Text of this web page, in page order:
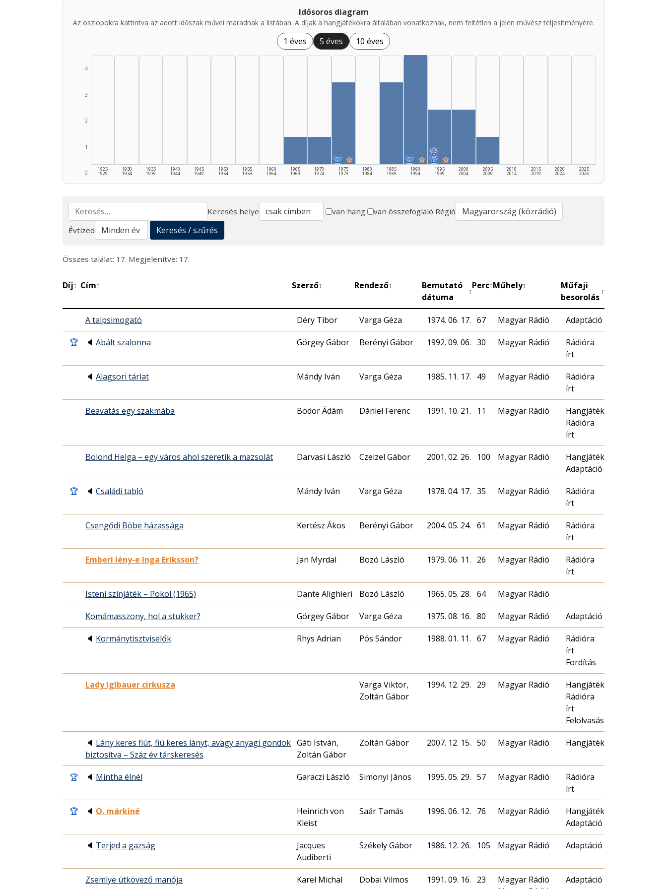
Idősoros diagram
Az oszlopokra kattintva az adott időszak művei maradnak a listában. A díjak a hangjátékokra általában vonatkoznak, nem feltétlen a jelen művész teljesítményére.
1 éves 5 éves 10 éves
0
1
2
3
4
1925
1929
1930
1934
1935
1939
1940
1944
1945
1949
1950
1954
1955
1959
1960
1964
1965
1969
1970
1974
🏆 ★
1975
1979
1980
1984
1985
1989
🏆 ★
1990
1994
🏆
🏆
★
1995
1999
2000
2004
2005
2009
2010
2014
2015
2019
2020
2024
2025
2026
Keresés
Keresés helye van hang van összefoglaló Régió
Évtized
Keresés / szűrés
Összes találat: 17. Megjelenítve: 17.
Díj↕ Cím↕ Szerző↕ Rendező↕
Bemutató
dátuma
↕
Perc↕Műhely↕
Műfaji
besorolás
↕
A talpsimogató Déry Tibor Varga Géza 1974. 06. 17. 67 Magyar Rádió Adaptáció
🏆 🔈 Abált szalonna Görgey Gábor Berényi Gábor 1992. 09. 06. 30 Magyar Rádió
Rádióra
írt
🔈 Alagsori tárlat Mándy Iván Varga Géza 1985. 11. 17. 49 Magyar Rádió
Rádióra
írt
Beavatás egy szakmába Bodor Ádám Dániel Ferenc 1991. 10. 21. 11 Magyar Rádió
Hangjáték
Rádióra
írt
Bolond Helga – egy város ahol szeretik a mazsolát Darvasi László Czeizel Gábor 2001. 02. 26. 100 Magyar Rádió
Hangjáték
Adaptáció
🏆 🔈 Családi tabló Mándy Iván Varga Géza 1978. 04. 17. 35 Magyar Rádió
Rádióra
írt
Csengődi Böbe házassága Kertész Ákos Berényi Gábor 2004. 05. 24. 61 Magyar Rádió
Rádióra
írt
Emberi lény-e Inga Eriksson? Jan Myrdal Bozó László 1979. 06. 11. 26 Magyar Rádió
Rádióra
írt
Isteni színjáték – Pokol (1965) Dante Alighieri Bozó László 1965. 05. 28. 64 Magyar Rádió
Komámasszony, hol a stukker? Görgey Gábor Varga Géza 1975. 08. 16. 80 Magyar Rádió Adaptáció
🔈 Kormánytisztviselők Rhys Adrian Pós Sándor 1988. 01. 11. 67 Magyar Rádió
Rádióra
írt
Fordítás
Lady Iglbauer cirkusza
Varga Viktor,
Zoltán Gábor
1994. 12. 29. 29 Magyar Rádió
Hangjáték
Rádióra
írt
Felolvasás
🔈 Lány keres fiút, fiú keres lányt, avagy anyagi gondok
biztosítva – Száz év társkeresés
Gáti István,
Zoltán Gábor
Zoltán Gábor 2007. 12. 15. 50 Magyar Rádió Hangjáték
🏆 🔈 Mintha élnél Garaczi László Simonyi János 1995. 05. 29. 57 Magyar Rádió
Rádióra
írt
🏆 🔈 O. márkiné
Heinrich von
Kleist
Saár Tamás 1996. 06. 12. 76 Magyar Rádió
Hangjáték
Adaptáció
🔈 Terjed a gazság
Jacques
Audiberti
Székely Gábor 1986. 12. 26. 105 Magyar Rádió Adaptáció
Zsemlye útkövező manója Karel Michal Dobai Vilmos 1991. 09. 16. 23
Magyar Rádió
Adaptáció